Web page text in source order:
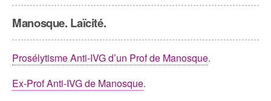
Manosque. Laïcité.
Prosélytisme Anti-IVG d’un Prof de Manosque.
Ex-Prof Anti-IVG de Manosque.